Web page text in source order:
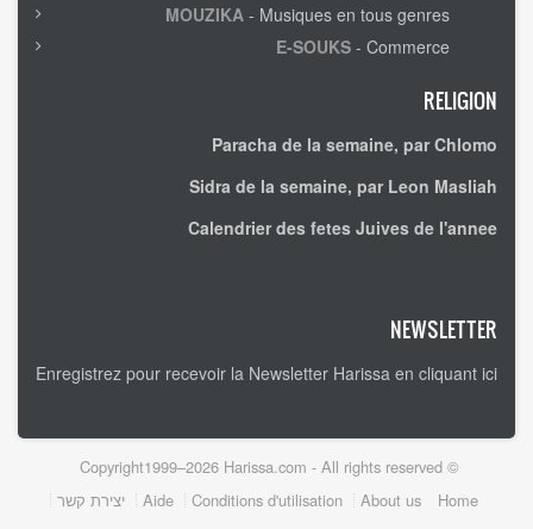
MOUZIKA - Musiques en tous genres
E-SOUKS - Commerce
RELIGION
Paracha de la semaine, par Chlomo
Sidra de la semaine, par Leon Masliah
Calendrier des fetes Juives de l'annee
NEWSLETTER
Enregistrez pour recevoir la Newsletter Harissa en cliquant ici
© Copyright1999–2026 Harissa.com - All rights reserved
Footer
Home
About us
Conditions d'utilisation
Aide יצירת קשר